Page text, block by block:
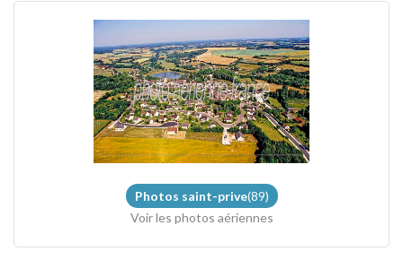
Photos saint-prive(89)
Voir les photos aériennes